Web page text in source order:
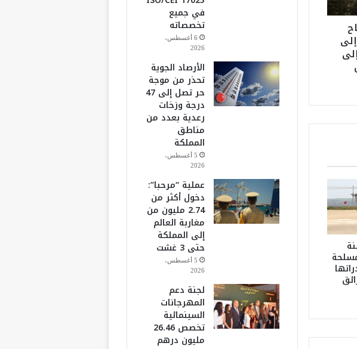
في جميع
تخصصاته
6 أغسطس،
2026
الأرصاد الجوية
تحذر من موجة
حر تصل إلى 47
درجة وزخات
رعدية بعدد من
مناطق
المملكة
5 أغسطس،
2026
عملية “مرحبا”:
دخول أكثر من
2.74 مليون من
مغاربة العالم
إلى المملكة
حتى 3 غشت
5 أغسطس،
2026
لجنة دعم
المهرجانات
السينمائية
تخصص 26.46
مليون درهم